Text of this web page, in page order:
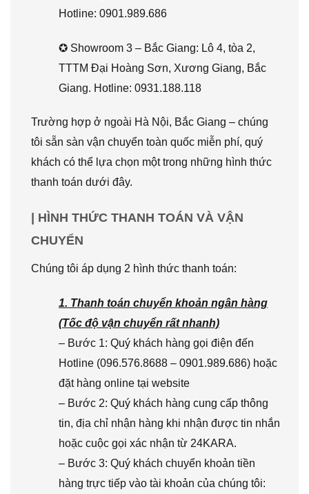
Hotline: 0901.989.686
✪ Showroom 3 – Bắc Giang: Lô 4, tòa 2,
TTTM Đại Hoàng Sơn, Xương Giang, Bắc
Giang. Hotline: 0931.188.118
Trường hợp ở ngoài Hà Nội, Bắc Giang – chúng
tôi sẵn sàn vận chuyển toàn quốc miễn phí, quý
khách có thể lựa chọn một trong những hình thức
thanh toán dưới đây.
| HÌNH THỨC THANH TOÁN VÀ VẬN
CHUYỂN
Chúng tôi áp dụng 2 hình thức thanh toán:
1. Thanh toán chuyển khoản ngân hàng
(Tốc độ vận chuyển rất nhanh)
– Bước 1: Quý khách hàng gọi điện đến
Hotline (096.576.8688 – 0901.989.686) hoặc
đặt hàng online tại website
– Bước 2: Quý khách hàng cung cấp thông
tin, địa chỉ nhận hàng khi nhận được tin nhắn
hoặc cuộc gọi xác nhận từ 24KARA.
– Bước 3: Quý khách chuyển khoản tiền
hàng trực tiếp vào tài khoản của chúng tôi: